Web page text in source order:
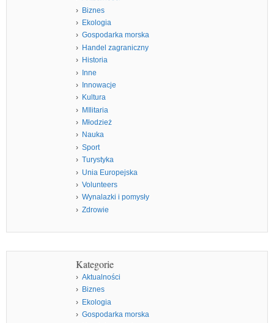
Biznes
Ekologia
Gospodarka morska
Handel zagraniczny
Historia
Inne
Innowacje
Kultura
MIlitaria
Młodzież
Nauka
Sport
Turystyka
Unia Europejska
Volunteers
Wynalazki i pomysły
Zdrowie
Kategorie
Aktualności
Biznes
Ekologia
Gospodarka morska